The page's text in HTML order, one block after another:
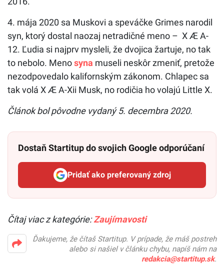
4. mája 2020 sa Muskovi a speváčke Grimes narodil
syn, ktorý dostal naozaj netradičné meno – X Æ A-
12. Ľudia si najprv mysleli, že dvojica žartuje, no tak
to nebolo. Menosyna museli neskôr zmeniť, pretože
nezodpovedalo kalifornským zákonom. Chlapec sa
tak volá X Æ A-Xii Musk, no rodičia ho volajú Little X.
Článok bol pôvodne vydaný 5. decembra 2020.
Dostaň Startitup do svojich Google odporúčaní
Pridať ako preferovaný zdroj
Startitup, odkaz sa otvorí v
Čítaj viac z kategórie:Zaujímavosti
Ďakujeme, že čítaš Startitup. V prípade, že máš postreh
alebo si našiel v článku chybu, napíš nám na
redakcia@startitup.sk.